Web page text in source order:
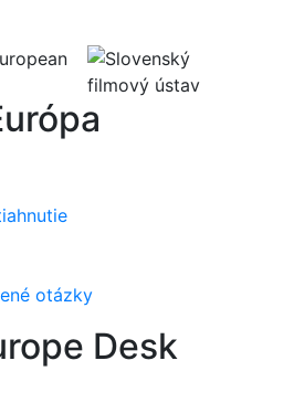
otázky
Desk